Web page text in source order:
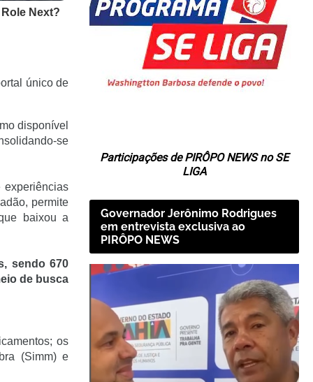
único de
disponível
se
experiências
permite
baixou a
sendo 670
de busca
os
(Simm) e
Participações de PIRÔPO NEWS no SE
LIGA
Governador Jerônimo Rodrigues
em entrevista exclusiva ao
PIRÔPO NEWS